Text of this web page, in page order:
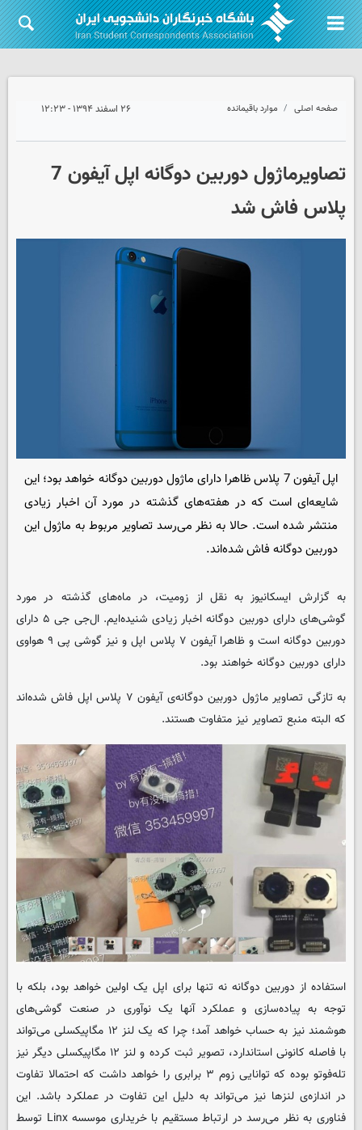
صفحه اصلی موارد باقیمانده ۲۶ اسفند ۱۳۹۴ - ۱۲:۲۳
تصاویرماژول دوربین دوگانه اپل آیفون 7
پلاس فاش شد
اپل آیفون 7 پلاس ظاهرا دارای ماژول دوربین دوگانه خواهد بود؛ این
شایعه‌ای است که در هفته‌های گذشته در مورد آن اخبار زیادی
منتشر شده است. حالا به نظر می‌رسد تصاویر مربوط به ماژول این
دوربین دوگانه فاش شده‌اند.
به گزارش ایسکانیوز به نقل از زومیت، در ماه‌های گذشته در مورد
گوشی‌های دارای دوربین دوگانه اخبار زیادی شنیده‌ایم. ال‌جی جی ۵ دارای
دوربین دوگانه است و ظاهرا آیفون ۷ پلاس اپل و نیز گوشی پی ۹ هواوی
دارای دوربین دوگانه خواهند بود.
به تازگی تصاویر ماژول دوربین دوگانه‌ی آیفون ۷ پلاس اپل فاش شده‌اند
که البته منبع تصاویر نیز متفاوت هستند.
استفاده از دوربین دوگانه نه تنها برای اپل یک اولین خواهد بود، بلکه با
توجه به پیاده‌سازی و عملکرد آنها یک نوآوری در صنعت گوشی‌های
هوشمند نیز به حساب خواهد آمد؛ چرا که یک لنز ۱۲ مگاپیکسلی می‌تواند
با فاصله کانونی استاندارد، تصویر ثبت کرده و لنز ۱۲ مگاپیکسلی دیگر نیز
تله‌فوتو بوده که توانایی زوم ۳ برابری را خواهد داشت که احتمالا تفاوت
در اندازه‌ی لنزها نیز می‌تواند به دلیل این تفاوت در عملکرد باشد. این
فناوری به نظر می‌رسد در ارتباط مستقیم با خریداری موسسه Linx توسط